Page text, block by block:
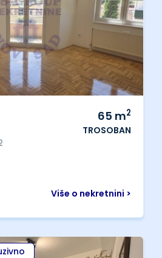
65 m2
TROSOBAN
Više o nekretnini >